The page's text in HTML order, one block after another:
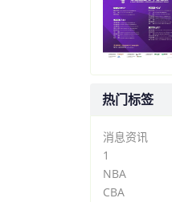
热门标签
消息资讯
1
NBA
CBA